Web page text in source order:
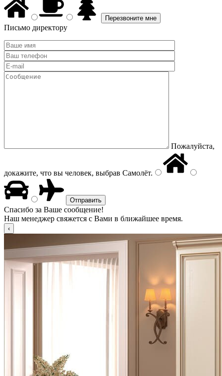
Письмо директору
Пожалуйста,
докажите, что вы человек, выбрав Самолёт.
Спасибо за Ваше сообщение!
Наш менеджер свяжется с Вами в ближайшее время.